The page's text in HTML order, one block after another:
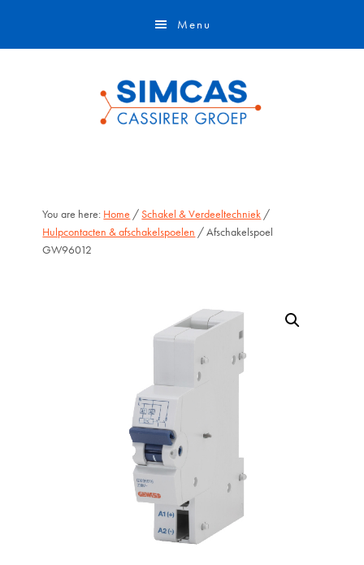
Menu
You are here: Home /Schakel & Verdeeltechniek /
Hulpcontacten & afschakelspoelen / Afschakelspoel
GW96012